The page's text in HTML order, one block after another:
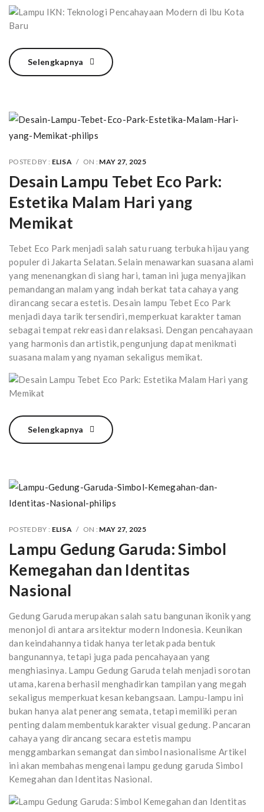
Selengkapnya
POSTED BY : ELISA / ON : MAY 27, 2025
Desain Lampu Tebet Eco Park:
Estetika Malam Hari yang
Memikat
Tebet Eco Park menjadi salah satu ruang terbuka hijau yang
populer di Jakarta Selatan. Selain menawarkan suasana alami
yang menenangkan di siang hari, taman ini juga menyajikan
pemandangan malam yang indah berkat tata cahaya yang
dirancang secara estetis. Desain lampu Tebet Eco Park
menjadi daya tarik tersendiri, memperkuat karakter taman
sebagai tempat rekreasi dan relaksasi. Dengan pencahayaan
yang harmonis dan artistik, pengunjung dapat menikmati
suasana malam yang nyaman sekaligus memikat.
Selengkapnya
POSTED BY : ELISA / ON : MAY 27, 2025
Lampu Gedung Garuda: Simbol
Kemegahan dan Identitas
Nasional
Gedung Garuda merupakan salah satu bangunan ikonik yang
menonjol di antara arsitektur modern Indonesia. Keunikan
dan keindahannya tidak hanya terletak pada bentuk
bangunannya, tetapi juga pada pencahayaan yang
menghiasinya. Lampu Gedung Garuda telah menjadi sorotan
utama, karena berhasil menghadirkan tampilan yang megah
sekaligus memperkuat kesan kebangsaan. Lampu-lampu ini
bukan hanya alat penerang semata, tetapi memiliki peran
penting dalam membentuk karakter visual gedung. Pancaran
cahaya yang dirancang secara estetis mampu
menggambarkan semangat dan simbol nasionalisme Artikel
ini akan membahas mengenai lampu gedung garuda Simbol
Kemegahan dan Identitas Nasional.